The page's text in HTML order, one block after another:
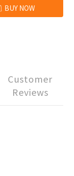
BUY NOW
Customer
Reviews